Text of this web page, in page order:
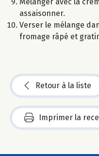
assaisonner.
Verser le mélange
fromage râpé et
Retour à la liste
Imprimer la